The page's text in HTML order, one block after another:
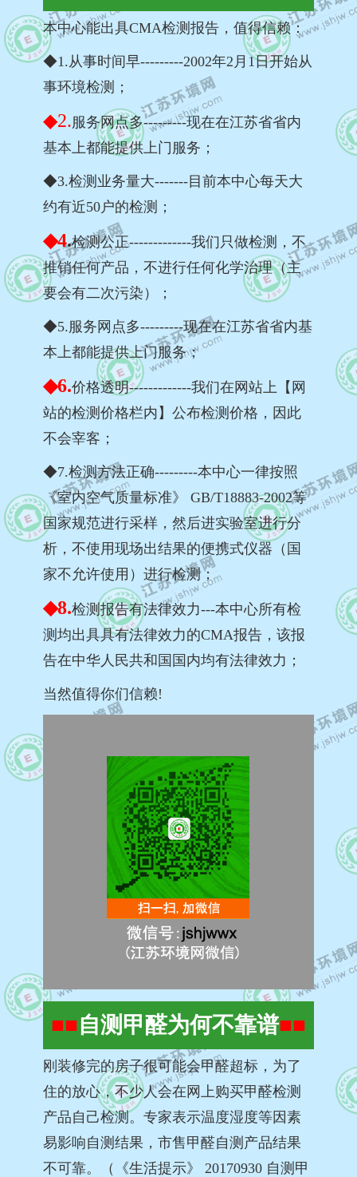
本中心能出具CMA检测报告，值得信赖：
◆1.从事时间早---------2002年2月1日开始从
事环境检测；
◆2.服务网点多---------现在在江苏省省内
基本上都能提供上门服务；
◆3.检测业务量大-------目前本中心每天大
约有近50户的检测；
◆4.检测公正-------------我们只做检测，不
推销任何产品，不进行任何化学治理（主
要会有二次污染）；
◆5.服务网点多---------现在在江苏省省内基
本上都能提供上门服务；
◆6.价格透明-------------我们在网站上【网
站的检测价格栏内】公布检测价格，因此
不会宰客；
◆7.检测方法正确---------本中心一律按照
《室内空气质量标准》 GB/T18883-2002等
国家规范进行采样，然后进实验室进行分
析，不使用现场出结果的便携式仪器（国
家不允许使用）进行检测；
◆8.检测报告有法律效力---本中心所有检
测均出具具有法律效力的CMA报告，该报
告在中华人民共和国国内均有法律效力；
当然值得你们信赖!
■■自测甲醛为何不靠谱■■
刚装修完的房子很可能会甲醛超标，为了
住的放心，不少人会在网上购买甲醛检测
产品自己检测。专家表示温度湿度等因素
易影响自测结果，市售甲醛自测产品结果
不可靠。（《生活提示》 20170930 自测甲